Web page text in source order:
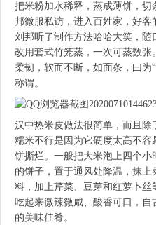
把米粉加水稀释，蒸成薄饼，切
邦微服私访，进入百姓家，好客
刘邦听了制作方法哈哈大笑，随
改用套式竹笼蒸，一次可蒸数
柔韧，软而不断，如面条，曰为
称谓。
汉中热米皮做法很简单，而且除
糯米不行是因为它硬度太高不
饼撕烂。一般把大米泡上四个
的饼子，置于通风处降温，抹
料，加上芹菜、豆芽和红萝卜丝
吃起来微辣微咸、酸香可口，
的美味佳肴。